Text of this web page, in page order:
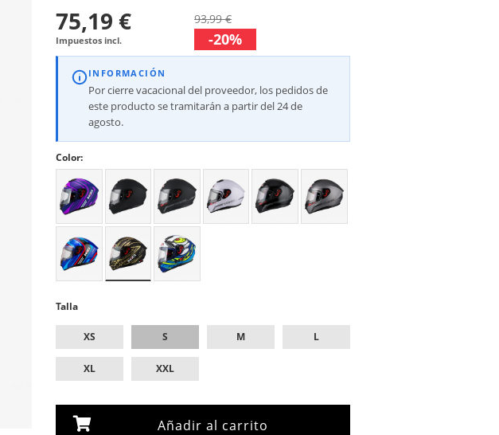
75,19 €
Impuestos incl.
93,99 €
-20%
INFORMACIÓN
Por cierre vacacional del proveedor, los pedidos de
este producto se tramitarán a partir del 24 de
agosto.
Color:
Talla
XS S M L
XL XXL
Añadir al carrito